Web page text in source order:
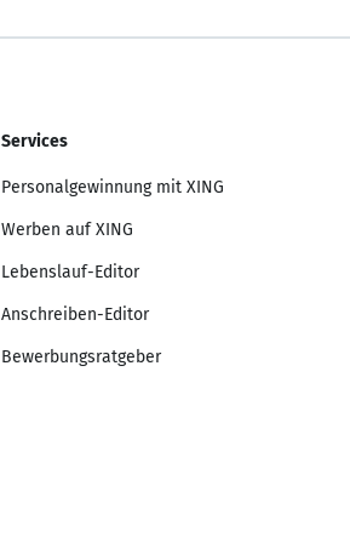
Services
Personalgewinnung mit XING
Werben auf XING
Lebenslauf-Editor
Anschreiben-Editor
Bewerbungsratgeber